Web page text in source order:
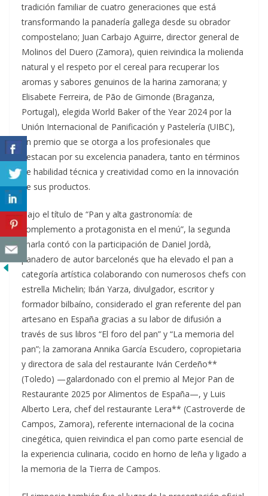
tradición familiar de cuatro generaciones que está
transformando la panadería gallega desde su obrador
compostelano; Juan Carbajo Aguirre, director general de
Molinos del Duero (Zamora), quien reivindica la molienda
natural y el respeto por el cereal para recuperar los
aromas y sabores genuinos de la harina zamorana; y
Elisabete Ferreira, de Pão de Gimonde (Braganza,
Portugal), elegida World Baker of the Year 2024 por la
Unión Internacional de Panificación y Pastelería (UIBC),
un premio que se otorga a los profesionales que
destacan por su excelencia panadera, tanto en términos
de habilidad técnica y creatividad como en la innovación
de sus productos.
Bajo el título de “Pan y alta gastronomía: de
complemento a protagonista en el menú”, la segunda
charla contó con la participación de Daniel Jordà,
panadero de autor barcelonés que ha elevado el pan a
categoría artística colaborando con numerosos chefs con
estrella Michelin; Ibán Yarza, divulgador, escritor y
formador bilbaíno, considerado el gran referente del pan
artesano en España gracias a su labor de difusión a
través de sus libros “El foro del pan” y “La memoria del
pan”; la zamorana Annika García Escudero, copropietaria
y directora de sala del restaurante Iván Cerdeño**
(Toledo) —galardonado con el premio al Mejor Pan de
Restaurante 2025 por Alimentos de España—, y Luis
Alberto Lera, chef del restaurante Lera** (Castroverde de
Campos, Zamora), referente internacional de la cocina
cinegética, quien reivindica el pan como parte esencial de
la experiencia culinaria, cocido en horno de leña y ligado a
la memoria de la Tierra de Campos.